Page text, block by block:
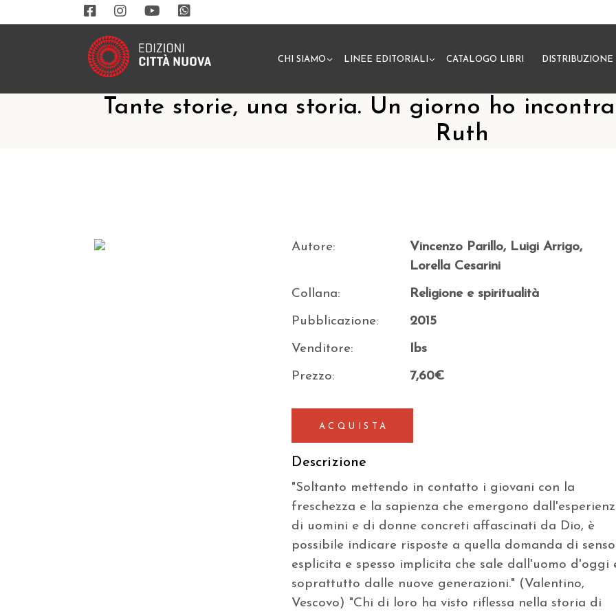
CHI SIAMO LINEE EDITORIALI CATALOGO LIBRI DISTRIBUZIONE
Tante storie, una storia. Un giorno ho
Ruth
Autore:
Vincenzo Parillo, Luigi Arrigo,
Lorella Cesarini
Collana: Religione e spiritualità
Pubblicazione: 2015
Venditore: Ibs
Prezzo: 7,60€
ACQUISTA
Descrizione
"Soltanto mettendo in contatto i giovani con la
freschezza e la sapienza che emergono
di uomini e di donne concreti affascinati da Dio, è
possibile indicare risposte a quella domanda di senso
esplicita e spesso implicita che sale dall'uomo d'oggi
soprattutto dalle nuove generazioni." (Valentino,
Vescovo) "Chi di loro ha visto riflessa nella storia di